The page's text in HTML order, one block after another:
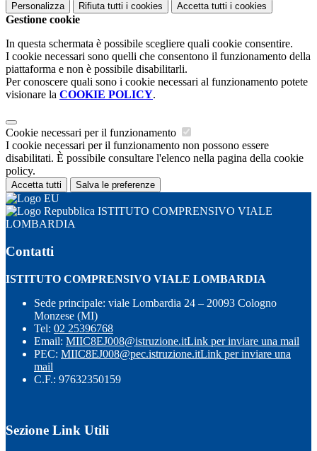
Personalizza Rifiuta tutti i cookies Accetta tutti i cookies
Gestione cookie
In questa schermata è possibile scegliere quali cookie consentire.
I cookie necessari sono quelli che consentono il funzionamento della
piattaforma e non è possibile disabilitarli.
Per conoscere quali sono i cookie necessari al funzionamento potete
visionare la COOKIE POLICY.
Cookie necessari per il funzionamento
I cookie necessari per il funzionamento non possono essere
disabilitati. È possibile consultare l'elenco nella pagina della cookie
policy.
Accetta tutti Salva le preferenze
ISTITUTO COMPRENSIVO VIALE
LOMBARDIA
Contatti
ISTITUTO COMPRENSIVO VIALE LOMBARDIA
Sede principale: viale Lombardia 24 – 20093 Cologno
Monzese (MI)
Tel: 02 25396768
Email: MIIC8EJ008@istruzione.itLink per inviare una mail
PEC: MIIC8EJ008@pec.istruzione.itLink per inviare una
mail
C.F.: 97632350159
Sezione Link Utili